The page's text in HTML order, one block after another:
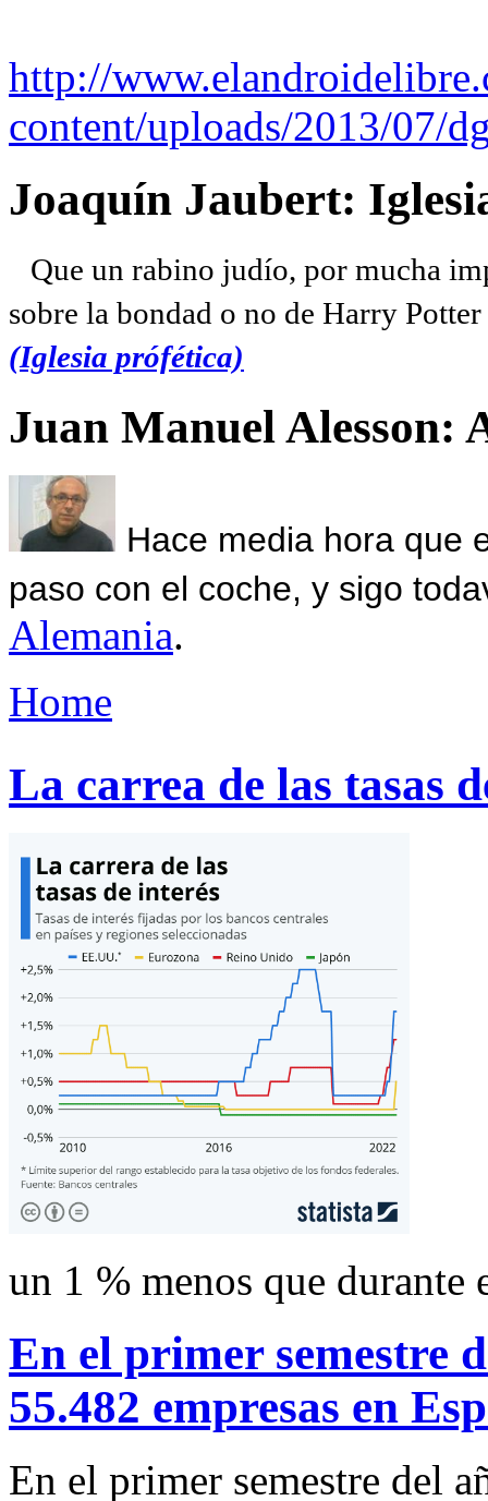
http://
content/uploads/2013/07/
Joaquín Jaubert:
Que un rabino judío, por mucha
sobre la bondad o no de Harry
(Iglesia prófética)
Juan Manuel Alesson:
Hace media hora que
paso con el coche, y sigo
Alemania.
Home
La carrea de las tasas
un 1 % menos que
En el primer semestre
55.482 empresas en
En el primer semestre del